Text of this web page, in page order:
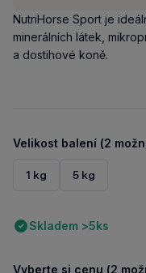
NutriHorse Sport je
minerálních látek,
a dostihové koně.
Velikost balení (2
1 kg 5 kg
Skladem >5ks
Vyberte si cenu (2